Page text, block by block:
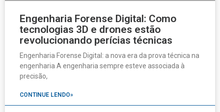
Engenharia Forense Digital: Como
tecnologias 3D e drones estão
revolucionando perícias técnicas
Engenharia Forense Digital: a nova era da prova técnica na
engenharia A engenharia sempre esteve associada à
precisão,
CONTINUE LENDO»